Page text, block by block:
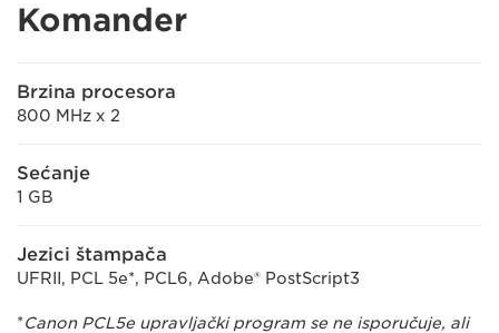
Komander
Brzina procesora
800 MHz x 2
Sećanje
1 GB
Jezici štampača
UFRII, PCL 5e*, PCL6, Adobe® PostScript3
*Canon PCL5e upravljački program se ne isporučuje, ali